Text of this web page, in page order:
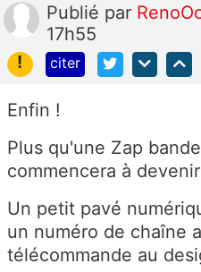
Publié par
17h55
!
citer
Enfin !
Plus qu'une Zap
commencera à
Un petit pavé
un numéro de chaîne
télécommande au